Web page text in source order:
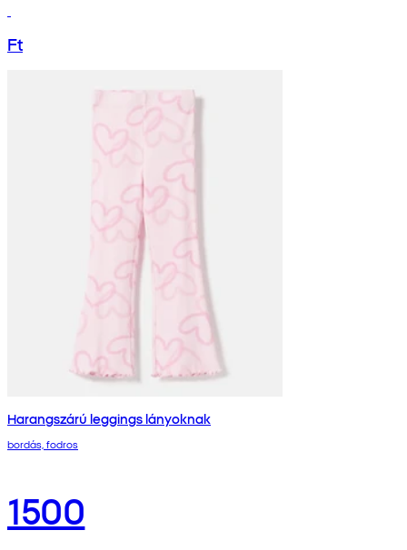
Ft
Harangszárú leggings lányoknak
bordás, fodros
1500